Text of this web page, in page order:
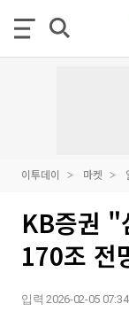
이투데이 마켓
KB증권 "
170조 전
입력 2026-02-05 07:34